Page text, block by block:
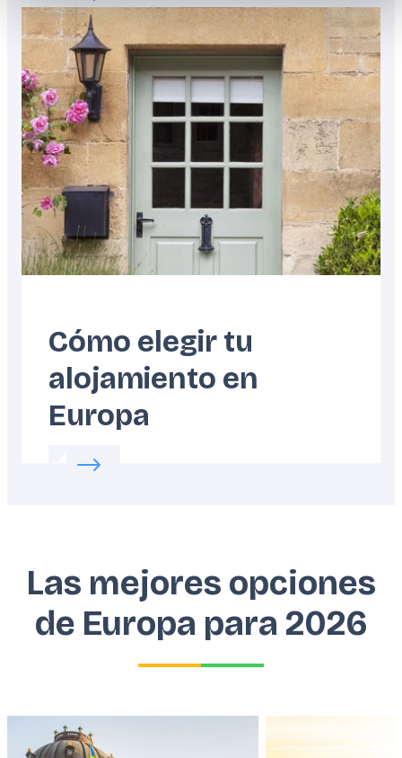
Featured
image
Cómo elegir tu
alojamiento en
Europa
Read more about:
Las mejores opciones
de Europa para 2026